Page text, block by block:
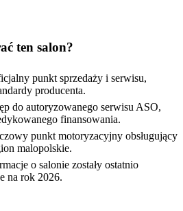
ten salon?
punkt sprzedaży i serwisu,
producenta.
do autoryzowanego serwisu ASO,
finansowania.
punkt motoryzacyjny obsługujący
malopolskie.
o salonie zostały ostatnio
na rok 2026.